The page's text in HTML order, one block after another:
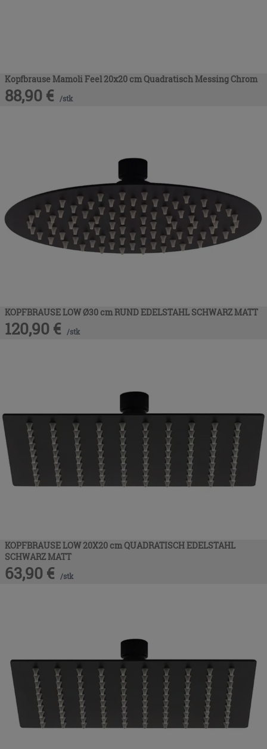
Kopfbrause Mamoli Feel 20x20 cm Quadratisch Messing Chrom
88,90 € /stk
KOPFBRAUSE LOW Ø30 cm RUND EDELSTAHL SCHWARZ MATT
120,90 € /stk
KOPFBRAUSE LOW 20X20 cm QUADRATISCH EDELSTAHL
SCHWARZ MATT
63,90 € /stk